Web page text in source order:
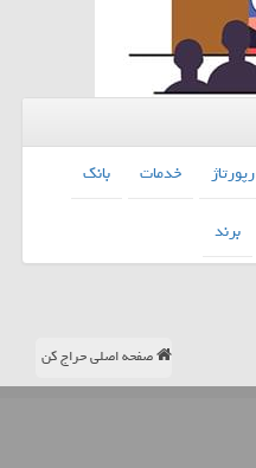
رپورتاژ خدمات
بانك
برند
صفحه اصلی حراج کن